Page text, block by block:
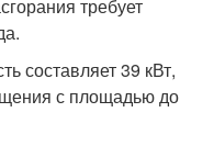
требует
составляет 39 кВт,
с площадью до